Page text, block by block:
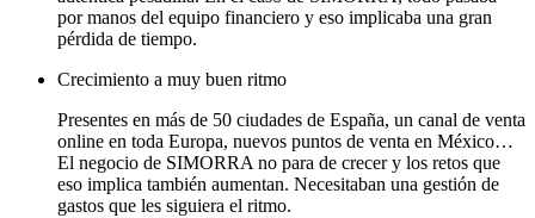
por manos del equipo financiero y eso implicaba una gran
pérdida de tiempo.
Crecimiento a muy buen ritmo
Presentes en más de 50 ciudades de España, un canal de venta
online en toda Europa, nuevos puntos de venta en México…
El negocio de SIMORRA no para de crecer y los retos que
eso implica también aumentan. Necesitaban una gestión de
gastos que les siguiera el ritmo.